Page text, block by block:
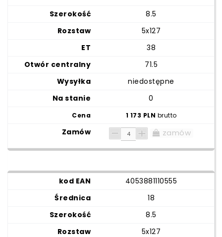
8.5
5x127
38
71.5
niedostępne
0
1 173 PLN brutto
zamów
4053881110555
18
8.5
5x127